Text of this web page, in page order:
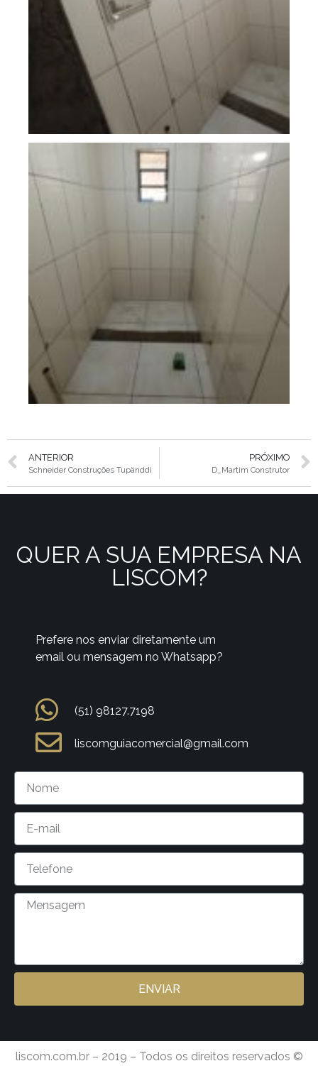
ANTERIOR
Schneider Construções Tupänddi
PRÓXIMO
D_Martim Construtor
QUER A SUA EMPRESA NA
LISCOM?
Prefere nos enviar diretamente um
email ou mensagem no Whatsapp?
(51) 98127.7198
liscomguiacomercial@gmail.com
ENVIAR
liscom.com.br – 2019 – Todos os direitos reservados ©